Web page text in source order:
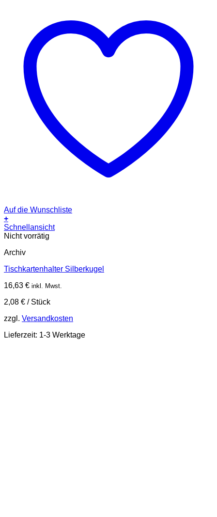
Auf die Wunschliste
+
Schnellansicht
Nicht vorrätig
Archiv
Tischkartenhalter Silberkugel
16,63 € inkl. Mwst.
2,08 € / Stück
zzgl. Versandkosten
Lieferzeit: 1-3 Werktage